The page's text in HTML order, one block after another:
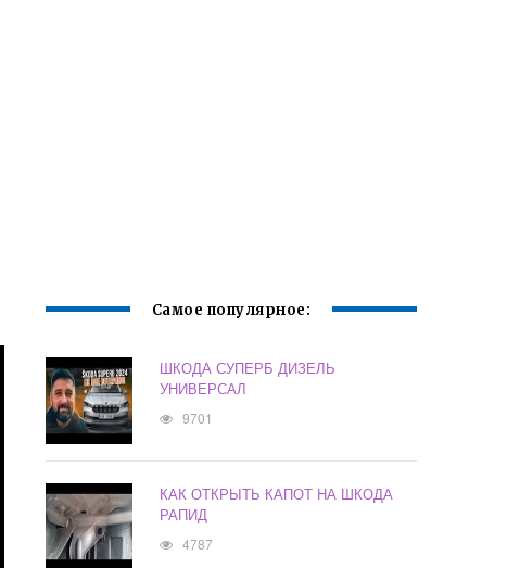
Самое популярное:
ШКОДА СУПЕРБ ДИЗЕЛЬ
УНИВЕРСАЛ
9701
КАК ОТКРЫТЬ КАПОТ НА ШКОДА
РАПИД
4787